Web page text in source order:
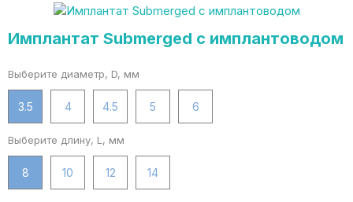
Имплантат Submerged с имплантоводом
Выберите диаметр, D, мм
3.5 4 4.5 5 6
Выберите длину, L, мм
8 10 12 14